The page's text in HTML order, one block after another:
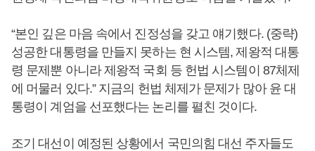
“본인 깊은 마음 속에서 진정성을 갖고 얘기했다. (중략)
성공한 대통령을 만들지 못하는 현 시스템, 제왕적 대통
령 문제뿐 아니라 제왕적 국회 등 헌법 시스템이 87체제
에 머물러 있다.” 지금의 헌법 체제가 문제가 많아 윤 대
통령이 계엄을 선포했다는 논리를 펼친 것이다.
조기 대선이 예정된 상황에서 국민의힘 대선 주자들도